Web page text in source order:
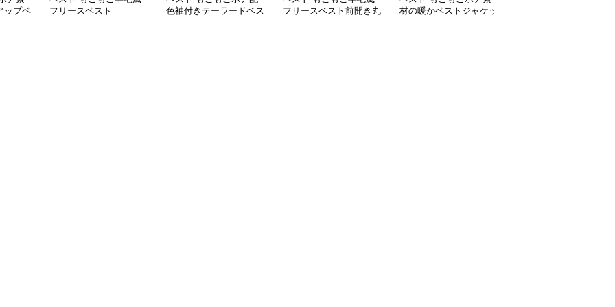
ップベ
フリースベスト
色袖付きテーラードベス
フリースベスト前開き丸
材の暖かベストジャケッ